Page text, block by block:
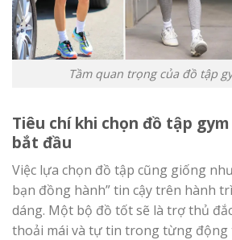
Tầm quan trọng của đồ tập
Tiêu chí khi chọn đồ tập
bắt đầu
Việc lựa chọn đồ tập cũng giống
bạn đồng hành” tin cậy trên hành
dáng. Một bộ đồ tốt sẽ là trợ thủ
thoải mái và tự tin trong từng động